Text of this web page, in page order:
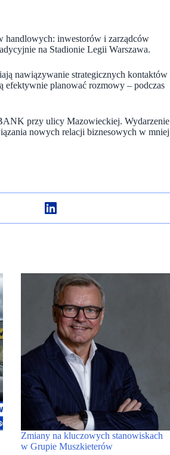
handlowych: inwestorów i zarządców
na Stadionie Legii Warszawa.
nawiązywanie strategicznych kontaktów
efektywnie planować rozmowy – podczas
przy ulicy Mazowieckiej. Wydarzenie
nowych relacji biznesowych w mniej
Zmiany na kluczowych stanowiskach
w Grupie Muszkieterów